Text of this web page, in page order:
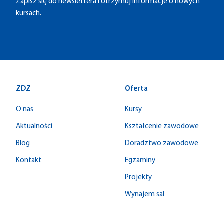
Zapisz się do newslettera i otrzymuj informacje o nowych
kursach.
ZDZ
O nas
Aktualności
Blog
Kontakt
Oferta
Kursy
Kształcenie zawodowe
Doradztwo zawodowe
Egzaminy
Projekty
Wynajem sal